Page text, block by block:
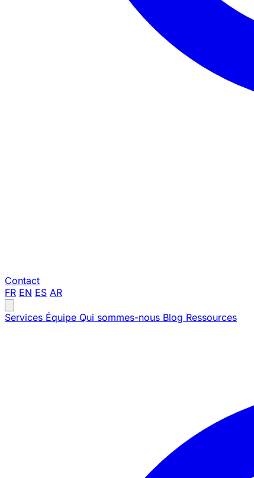
Contact
FR EN ES AR
Services Équipe Qui sommes-nous Blog Ressources